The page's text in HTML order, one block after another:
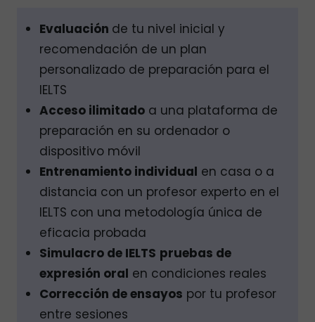
Evaluación de tu nivel inicial y
recomendación de un plan
personalizado de preparación para el
IELTS
Acceso ilimitado a una plataforma de
preparación en su ordenador o
dispositivo móvil
Entrenamiento individual en casa o a
distancia con un profesor experto en el
IELTS con una metodología única de
eficacia probada
Simulacro de IELTS pruebas de
expresión oral en condiciones reales
Corrección de ensayos por tu profesor
entre sesiones